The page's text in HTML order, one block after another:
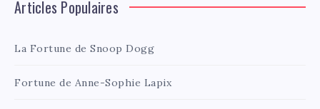
Articles Populaires
La Fortune de Snoop Dogg
Fortune de Anne-Sophie Lapix